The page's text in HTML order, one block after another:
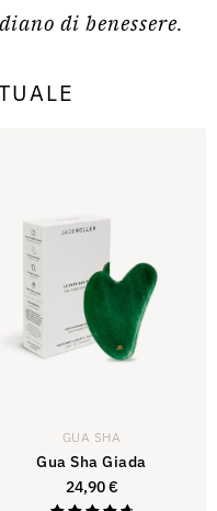
di benessere.
GUA SHA
Gua Sha Giada
24,90€